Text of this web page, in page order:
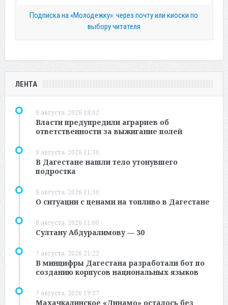
Подписка на «Молодежку»: через почту или киоски по
выбору читателя
ЛЕНТА
8 августа, 2026 18:02
Власти предупредили аграриев об
ответственности за выжигание полей
8 августа, 2026 11:30
В Дагестане нашли тело утонувшего
подростка
8 августа, 2026 11:30
О ситуации с ценами на топливо в Дагестане
8 августа, 2026 11:00
Султану Абдуралимову — 30
7 августа, 2026 21:22
В минцифры Дагестана разработали бот по
созданию корпусов национальных языков
7 августа, 2026 19:37
Махачкалинское «Динамо» осталось без